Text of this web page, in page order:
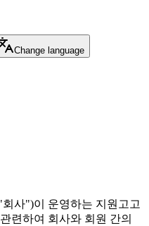
Change language
사")이 운영하는 지원고고
련하여 회사와 회원 간의